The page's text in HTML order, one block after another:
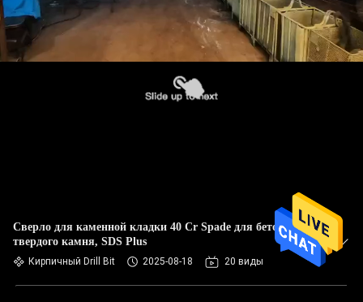
Сверло для каменной кладки 40 Cr Spade для бетона,
твердого камня, SDS Plus
Кирпичный Drill Bit 2025-08-18 20 виды